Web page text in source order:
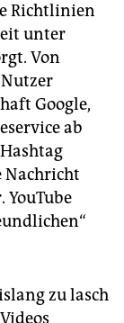
Richtlinien
unter
Von
Google,
ab
Nachricht
zu lasch